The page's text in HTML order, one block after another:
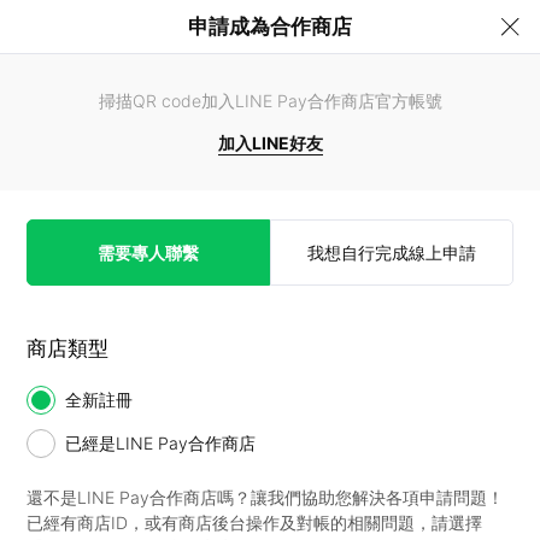
申請成為合作商店
掃描QR code加入LINE Pay合作商店官方帳號
加入LINE好友
需要專人聯繫 我想自行完成線上申請
商店類型
全新註冊
已經是LINE Pay合作商店
還不是LINE Pay合作商店嗎？讓我們協助您解決各項申請問題！
已經有商店ID，或有商店後台操作及對帳的相關問題，請選擇